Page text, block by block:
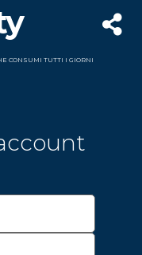
CONSUMI TUTTI I GIORNI